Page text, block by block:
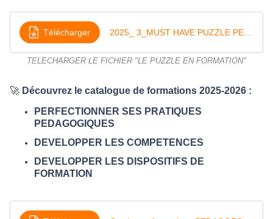
Télécharger
TELECHARGER LE FICHIER "LE PUZZLE EN FORMATION"
🚀 Découvrez le catalogue de formations 2025-2026 :
PERFECTIONNER SES PRATIQUES
PEDAGOGIQUES
DEVELOPPER LES COMPETENCES
DEVELOPPER LES DISPOSITIFS DE
FORMATION